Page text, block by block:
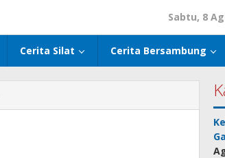
Sabtu, 8
Cerita Silat Cerita Bersambung
59